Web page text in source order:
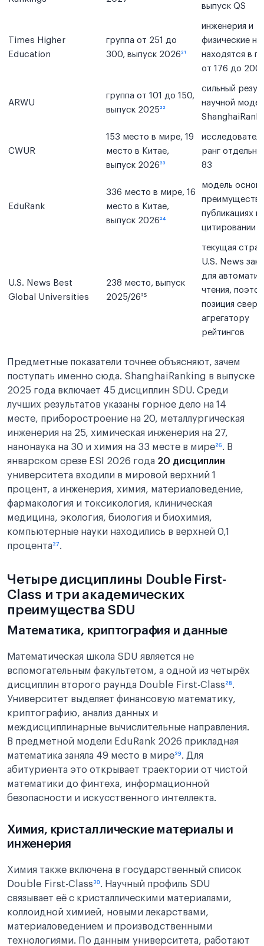
выпуск QS
Times Higher
Education
группа от 251 до
300, выпуск 2026²¹
инженерия и
физические
находятся в
от 176 до 200
ARWU
группа от 101 до 150,
выпуск 2025²²
сильный
научной
CWUR
153 место в мире, 19
место в Китае,
выпуск 2026²³
ранг
83
EduRank
336 место в мире, 16
место в Китае,
выпуск 2026²⁴
модель
публикациях и
цитировании
U.S. News Best
Global Universities
238 место, выпуск
2025/26²⁵
текущая
U.S. News
для
чтения,
позиция
агрегатору
рейтингов
Предметные показатели точнее объясняют, зачем
поступать именно сюда. ShanghaiRanking в выпуске
2025 года включает 45 дисциплин SDU. Среди
лучших результатов указаны горное дело на 14
месте, приборостроение на 20, металлургическая
инженерия на 25, химическая инженерия на 27,
нанонаука на 30 и химия на 33 месте в мире²⁶. В
январском срезе ESI 2026 года 20 дисциплин
университета входили в мировой верхний 1
процент, а инженерия, химия, материаловедение,
фармакология и токсикология, клиническая
медицина, экология, биология и биохимия,
компьютерные науки находились в верхней 0,1
процента²⁷.
Четыре дисциплины Double First-
Class и три академических
преимущества SDU
Математика, криптография и данные
Математическая школа SDU является не
вспомогательным факультетом, а одной из четырёх
дисциплин второго раунда Double First-Class²⁸.
Университет выделяет финансовую математику,
криптографию, анализ данных и
междисциплинарные вычислительные направления.
В предметной модели EduRank 2026 прикладная
математика заняла 49 место в мире²⁹. Для
абитуриента это открывает траектории от чистой
математики до финтеха, информационной
безопасности и искусственного интеллекта.
Химия, кристаллические материалы и
инженерия
Химия также включена в государственный список
Double First-Class³⁰. Научный профиль SDU
связывает её с кристаллическими материалами,
коллоидной химией, новыми лекарствами,
материаловедением и производственными
технологиями. По данным университета, работают